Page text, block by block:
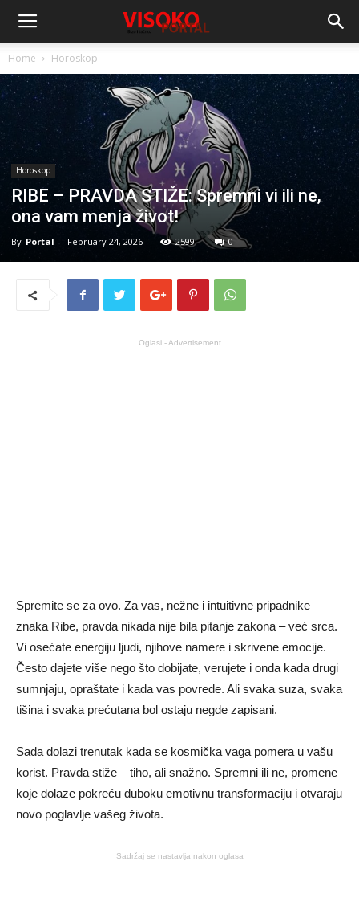
Home Horoskop
Horoskop
RIBE – PRAVDA STIŽE: Spremni vi ili ne,
ona vam menja život!
By Portal - February 24, 2026 2599 0
Oglasi - Advertisement
Spremite se za ovo. Za vas, nežne i intuitivne pripadnike
znaka Ribe, pravda nikada nije bila pitanje zakona – već srca.
Vi osećate energiju ljudi, njihove namere i skrivene emocije.
Često dajete više nego što dobijate, verujete i onda kada drugi
sumnjaju, opraštate i kada vas povrede. Ali svaka suza, svaka
tišina i svaka prećutana bol ostaju negde zapisani.
Sada dolazi trenutak kada se kosmička vaga pomera u vašu
korist. Pravda stiže – tiho, ali snažno. Spremni ili ne, promene
koje dolaze pokreću duboku emotivnu transformaciju i otvaraju
novo poglavlje vašeg života.
Sadržaj se nastavlja nakon oglasa